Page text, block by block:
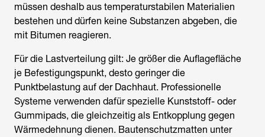
müssen deshalb aus temperaturstabilen Materialien
bestehen und dürfen keine Substanzen abgeben, die
mit Bitumen reagieren.
Für die Lastverteilung gilt: Je größer die Auflagefläche
je Befestigungspunkt, desto geringer die
Punktbelastung auf der Dachhaut. Professionelle
Systeme verwenden dafür spezielle Kunststoff- oder
Gummipads, die gleichzeitig als Entkopplung gegen
Wärmedehnung dienen. Bautenschutzmatten unter